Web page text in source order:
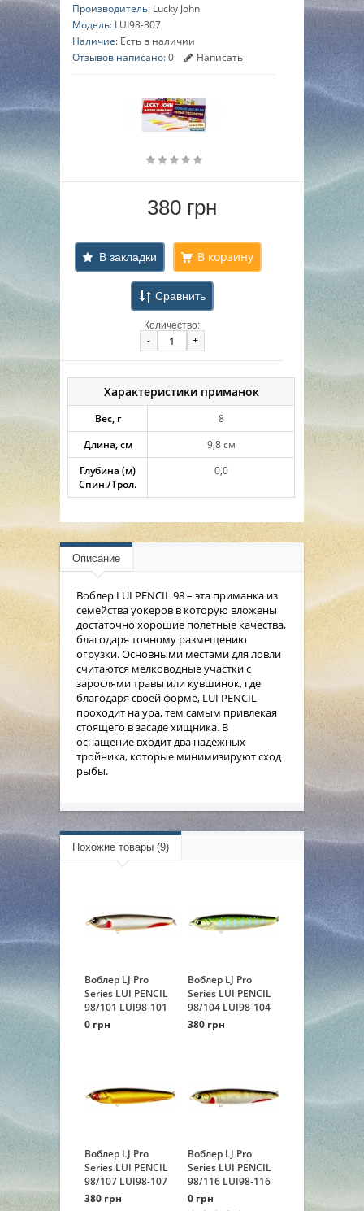
Производитель: Lucky John
Модель: LUI98-307
Наличие: Есть в наличии
Отзывов написано:0 Написать
380 грн
В закладки
Сравнить
Количество:
-
+
Характеристики приманок
Вес, г
8
Длина, см
9,8 см
Глубина (м)
Спин./Трол.
0,0
Описание
Воблер LUI PENCIL 98 – эта приманка из
семейства уокеров в которую вложены
достаточно хорошие полетные качества,
благодаря точному размещению
огрузки. Основными местами для ловли
считаются мелководные участки с
зарослями травы или кувшинок, где
благодаря своей форме, LUI PENCIL
проходит на ура, тем самым привлекая
стоящего в засаде хищника. В
оснащение входит два надежных
тройника, которые минимизируют сход
рыбы.
Похожие товары (9)
Воблер LJ Pro
Series LUI PENCIL
98/101 LUI98-101
0 грн
Воблер LJ Pro
Series LUI PENCIL
98/104 LUI98-104
380 грн
Воблер LJ Pro
Series LUI PENCIL
98/107 LUI98-107
380 грн
Воблер LJ Pro
Series LUI PENCIL
98/116 LUI98-116
0 грн